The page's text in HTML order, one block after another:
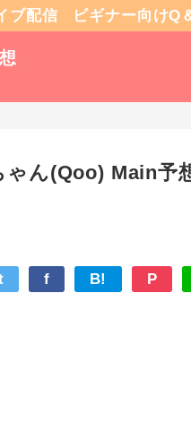
ブ配信 ビギナー向けQ
ゃん(Qoo) Main予
f B! P